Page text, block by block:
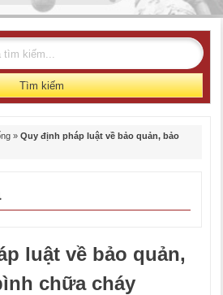
Tìm kiếm
» Quy định pháp luật về bảo quản, bảo
luật về bảo quản,
chữa cháy